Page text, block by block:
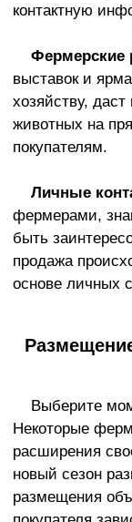
контактную
Фермерские
выставок и
хозяйству,
животных на
покупателям.
Личные
фермерами,
быть
продажа
основе личных
Выберите
Некоторые
расширения
новый сезон
размещения